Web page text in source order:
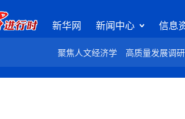
新华网 新闻中心 信息
聚焦人文经济学 高质量发展调